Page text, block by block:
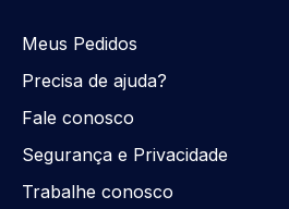
Meus Pedidos
Precisa de ajuda?
Fale conosco
Segurança e Privacidade
Trabalhe conosco